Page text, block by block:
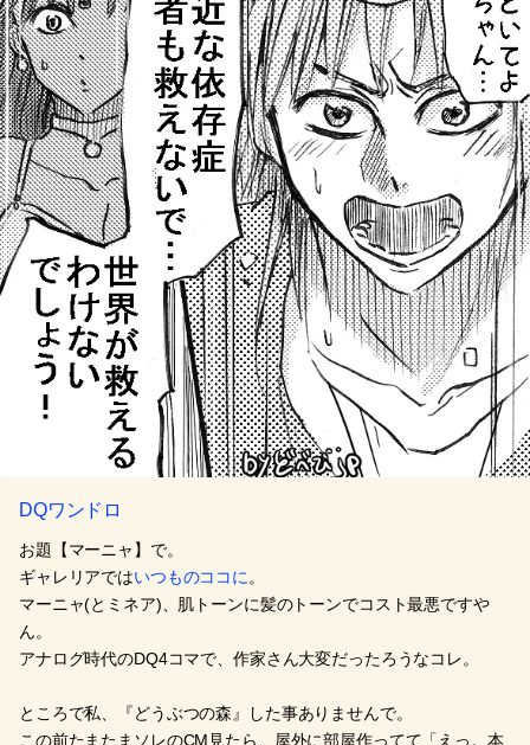
DQワンドロ
お題【マーニャ】で。
ギャレリアではいつものココに。
マーニャ(とミネア)、肌トーンに髪のトーンでコスト最悪ですや
ん。
アナログ時代のDQ4コマで、作家さん大変だったろうなコレ。
ところで私、『どうぶつの森』した事ありませんで。
この前たまたまソレのCM見たら、屋外に部屋作ってて「えっ。本